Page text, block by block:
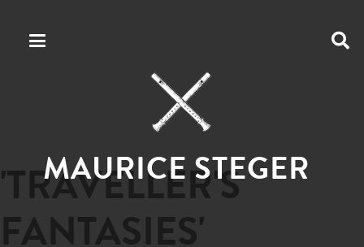
MAURICE STEGER
'TRAVELLER'S
FANTASIES'